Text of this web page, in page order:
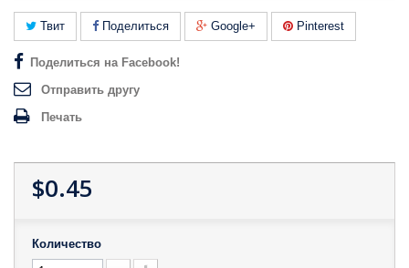
Твит Поделиться Google+ Pinterest
Поделиться на Facebook!
Отправить другу
Печать
$0.45
Количество